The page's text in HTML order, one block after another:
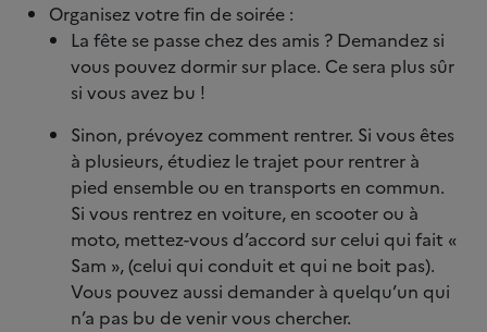
Organisez votre fin de soirée :
La fête se passe chez des amis ? Demandez si
vous pouvez dormir sur place. Ce sera plus sûr
si vous avez bu !
Sinon, prévoyez comment rentrer. Si vous êtes
à plusieurs, étudiez le trajet pour rentrer à
pied ensemble ou en transports en commun.
Si vous rentrez en voiture, en scooter ou à
moto, mettez-vous d’accord sur celui qui fait «
Sam », (celui qui conduit et qui ne boit pas).
Vous pouvez aussi demander à quelqu’un qui
n’a pas bu de venir vous chercher.